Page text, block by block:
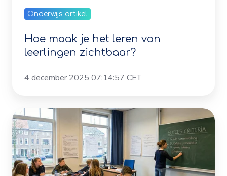
Hoe maak je het leren van
leerlingen zichtbaar?
4 december 2025 07:14:57 CET
goed
zo?”
Zó
maak
je